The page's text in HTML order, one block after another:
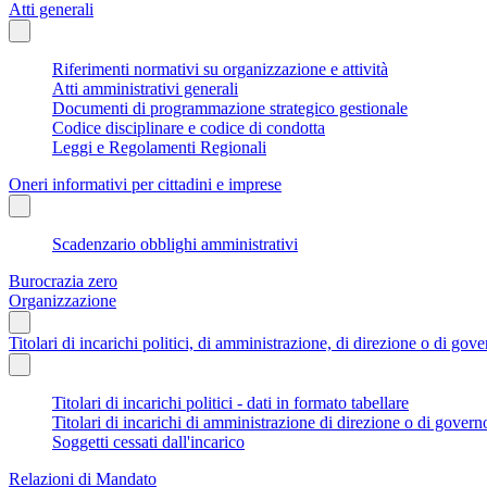
Atti generali
Riferimenti normativi su organizzazione e attività
Atti amministrativi generali
Documenti di programmazione strategico gestionale
Codice disciplinare e codice di condotta
Leggi e Regolamenti Regionali
Oneri informativi per cittadini e imprese
Scadenzario obblighi amministrativi
Burocrazia zero
Organizzazione
Titolari di incarichi politici, di amministrazione, di direzione o di
Titolari di incarichi politici - dati in formato tabellare
Titolari di incarichi di amministrazione di direzione o di
Soggetti cessati dall'incarico
Relazioni di Mandato